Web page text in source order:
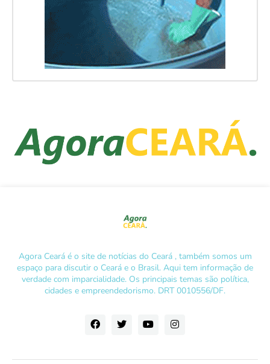
Agora Ceará é o site de notícias do Ceará , também somos um
espaço para discutir o Ceará e o Brasil. Aqui tem informação de
verdade com imparcialidade. Os principais temas são política,
cidades e empreendedorismo. DRT 0010556/DF.